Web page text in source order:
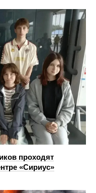
проходят
«Сириус»